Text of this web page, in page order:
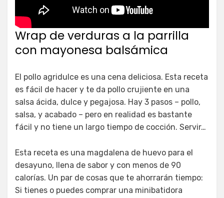
Wrap de verduras a la parrilla
con mayonesa balsámica
El pollo agridulce es una cena deliciosa. Esta receta
es fácil de hacer y te da pollo crujiente en una
salsa ácida, dulce y pegajosa. Hay 3 pasos – pollo,
salsa, y acabado – pero en realidad es bastante
fácil y no tiene un largo tiempo de cocción. Servir…
Esta receta es una magdalena de huevo para el
desayuno, llena de sabor y con menos de 90
calorías. Un par de cosas que te ahorrarán tiempo:
Si tienes o puedes comprar una minibatidora